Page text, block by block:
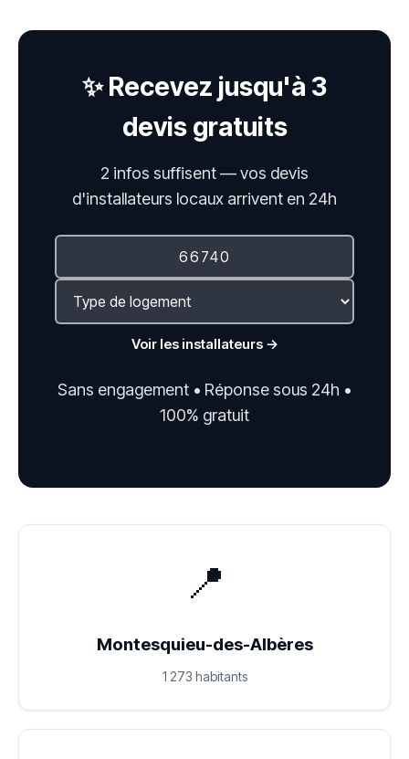
✨ Recevez jusqu'à 3
devis gratuits
2 infos suffisent — vos devis
d'installateurs locaux arrivent en 24h
Voir les installateurs →
Sans engagement • Réponse sous 24h •
100% gratuit
📍
Montesquieu-des-Albères
1 273 habitants